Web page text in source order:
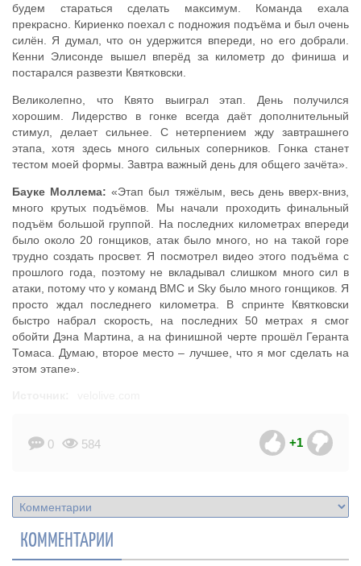
будем стараться сделать максимум. Команда ехала
прекрасно. Кириенко поехал с подножия подъёма и был очень
силён. Я думал, что он удержится впереди, но его добрали.
Кенни Элисонде вышел вперёд за километр до финиша и
постарался развезти Квятковски.
Великолепно, что Квято выиграл этап. День получился
хорошим. Лидерство в гонке всегда даёт дополнительный
стимул, делает сильнее. С нетерпением жду завтрашнего
этапа, хотя здесь много сильных соперников. Гонка станет
тестом моей формы. Завтра важный день для общего зачёта».
Бауке Моллема: «Этап был тяжёлым, весь день вверх-вниз,
много крутых подъёмов. Мы начали проходить финальный
подъём большой группой. На последних километрах впереди
было около 20 гонщиков, атак было много, но на такой горе
трудно создать просвет. Я посмотрел видео этого подъёма с
прошлого года, поэтому не вкладывал слишком много сил в
атаки, потому что у команд BMC и Sky было много гонщиков. Я
просто ждал последнего километра. В спринте Квятковски
быстро набрал скорость, на последних 50 метрах я смог
обойти Дэна Мартина, а на финишной черте прошёл Геранта
Томаса. Думаю, второе место – лучшее, что я мог сделать на
этом этапе».
0 584 +1
КОММЕНТАРИИ